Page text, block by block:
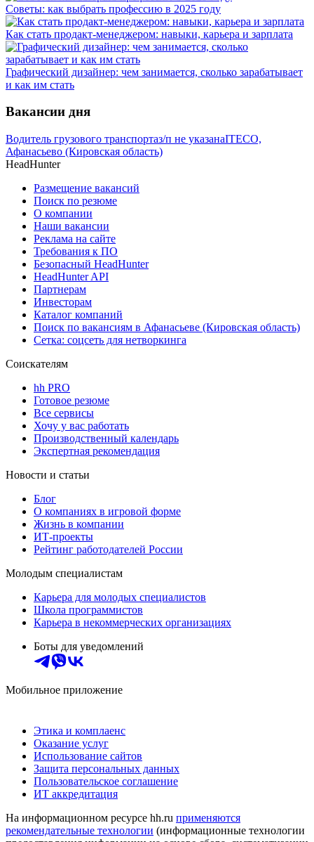
Советы: как выбрать профессию в 2025 году
Как стать продакт-менеджером: навыки, карьера и зарплата
Графический дизайнер: чем занимается, сколько зарабатывает
и как им стать
Вакансии дня
Водитель грузового транспортаз/п не указанаITECO,
Афанасьево (Кировская область)
HeadHunter
Размещение вакансий
Поиск по резюме
О компании
Наши вакансии
Реклама на сайте
Требования к ПО
Безопасный HeadHunter
HeadHunter API
Партнерам
Инвесторам
Каталог компаний
Поиск по вакансиям в Афанасьеве (Кировская область)
Сетка: соцсеть для нетворкинга
Соискателям
hh PRO
Готовое резюме
Все сервисы
Хочу у вас работать
Производственный календарь
Экспертная рекомендация
Новости и статьи
Блог
О компаниях в игровой форме
Жизнь в компании
ИТ-проекты
Рейтинг работодателей России
Молодым специалистам
Карьера для молодых специалистов
Школа программистов
Карьера в некоммерческих организациях
Боты для уведомлений
Мобильное приложение
Этика и комплаенс
Оказание услуг
Использование сайтов
Защита персональных данных
Пользовательское соглашение
ИТ аккредитация
На информационном ресурсе hh.ru применяются
рекомендательные технологии (информационные технологии